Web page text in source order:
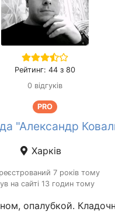
Рейтинг: 44 з 80
0 відгуків
PRO
"Александр
Харків
7 років тому
на сайті 13 годин тому
опалубкой.